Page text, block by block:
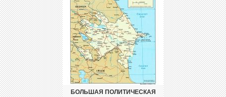
БОЛЬШАЯ ПОЛИТИЧЕСКАЯ